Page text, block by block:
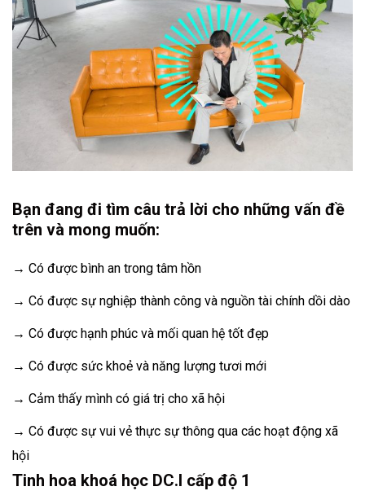
Bạn đang đi tìm câu trả lời cho những vấn đề
trên và mong muốn:
→ Có được bình an trong tâm hồn
→ Có được sự nghiệp thành công và nguồn tài chính dồi dào
→ Có được hạnh phúc và mối quan hệ tốt đẹp
→ Có được sức khoẻ và năng lượng tươi mới
→ Cảm thấy mình có giá trị cho xã hội
→ Có được sự vui vẻ thực sự thông qua các hoạt động xã
hội
Tinh hoa khoá học DC.I cấp độ 1